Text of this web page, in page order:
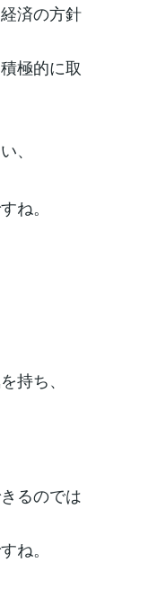
済の方針
極的に取
、
ね。
持ち、
るのでは
ね。